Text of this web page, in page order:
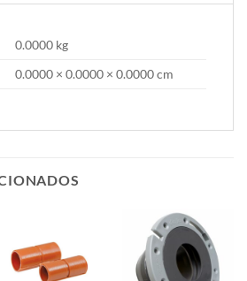
0.0000 kg
0.0000 × 0.0000 × 0.0000 cm